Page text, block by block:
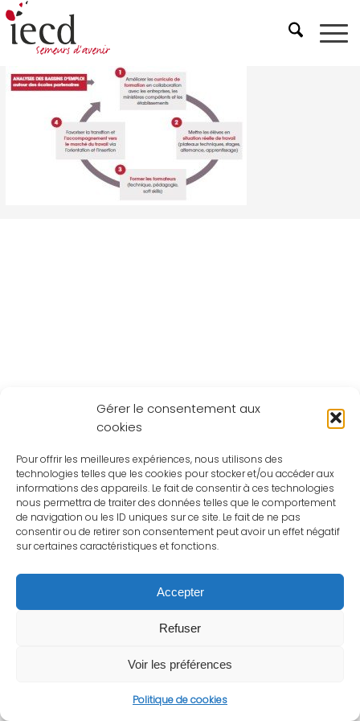
Gérer le consentement aux
cookies
Pour offrir les meilleures expériences, nous utilisons des
technologies telles que les cookies pour stocker et/ou accéder aux
informations des appareils. Le fait de consentir à ces technologies
nous permettra de traiter des données telles que le comportement
de navigation ou les ID uniques sur ce site. Le fait de ne pas
consentir ou de retirer son consentement peut avoir un effet négatif
sur certaines caractéristiques et fonctions.
Accepter
Refuser
Voir les préférences
Politique de cookies